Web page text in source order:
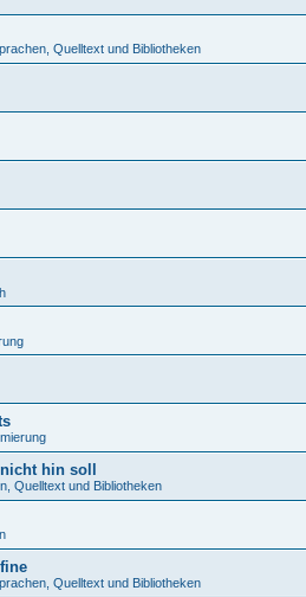
Quelltext und Bibliotheken
hin soll
Quelltext und Bibliotheken
Quelltext und Bibliotheken